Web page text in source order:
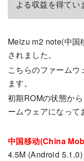
よる収益を得てい
Meizu m2 note(中国
されました。
こちらのファームウ
ます。
初期ROMの状態か
ームウェアになって
中国移动(China
4.5M (Android 5.1.0)